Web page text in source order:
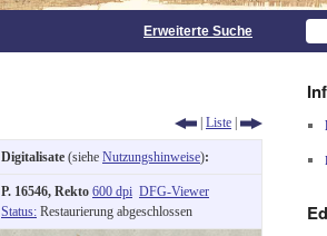
Erweiterte Suche
| Liste |
Digitalisate (siehe Nutzungshinweise):
P. 16546, Rekto 600 dpi DFG-Viewer
Status: Restaurierung abgeschlossen